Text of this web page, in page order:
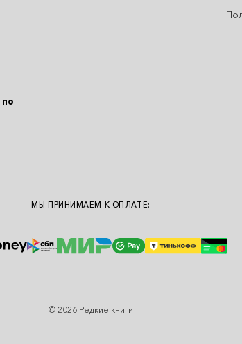
по
МЫ ПРИНИМАЕМ К ОПЛАТЕ:
© 2026 Редкие книги